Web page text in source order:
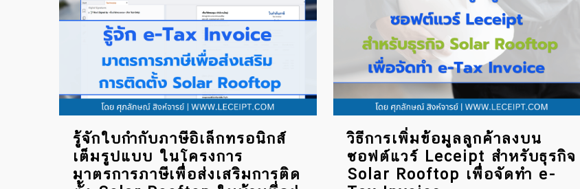
รู้จักใบกำกับภาษีอิเล็กทรอนิกส์
เต็มรูปแบบ ในโครงการ
มาตรการภาษีเพื่อส่งเสริมการติด
วิธีการเพิ่มข้อมูลลูกค้าลงบน
ซอฟต์แวร์ Leceipt สำหรับธุรกิจ
Solar Rooftop เพื่อจัดทำ e-